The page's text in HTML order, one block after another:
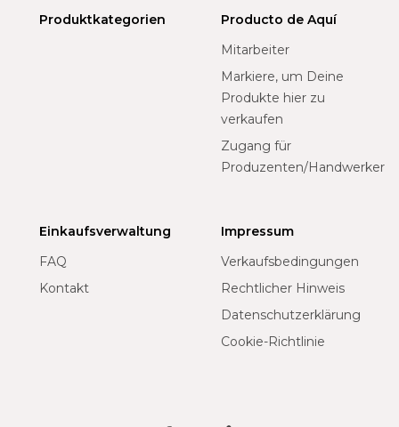
Produktkategorien
Producto de Aquí
Mitarbeiter
Markiere, um Deine
Produkte hier zu
verkaufen
Zugang für
Produzenten/Handwerker
Einkaufsverwaltung
FAQ
Kontakt
Impressum
Verkaufsbedingungen
Rechtlicher Hinweis
Datenschutzerklärung
Cookie-Richtlinie